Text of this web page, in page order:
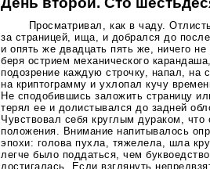
Просматривал, как в чаду.
за страницей, ища, и добрался до
и опять же двадцать пять же, ничего
беря острием механического
подозрение каждую строчку, напал, на
на криптограмму и ухлопал кучу
Не сподобившись заложить страницу
терял ее и долистывался до задней
Чувствовал себя круглым дураком,
положения. Внимание напитывалось
эпохи: голова пухла, тяжелела, шла
легче было поддаться, чем
достигалась. Если взглянуть